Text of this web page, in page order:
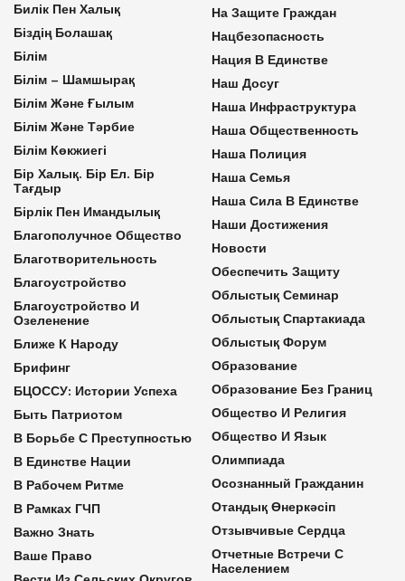
Билік Пен Халық
Біздің Болашақ
Білім
Білім – Шамшырақ
Білім Және Ғылым
Білім Және Тәрбие
Білім Көкжиегі
Бір Халық. Бір Ел. Бір
Тағдыр
Бірлік Пен Имандылық
Благополучное Общество
Благотворительность
Благоустройство
Благоустройство И
Озеленение
Ближе К Народу
Брифинг
БЦОССУ: Истории Успеха
Быть Патриотом
В Борьбе С Преступностью
В Единстве Нации
В Рабочем Ритме
В Рамках ГЧП
Важно Знать
Ваше Право
На Защите Граждан
Нацбезопасность
Нация В Единстве
Наш Досуг
Наша Инфраструктура
Наша Общественность
Наша Полиция
Наша Семья
Наша Сила В Единстве
Наши Достижения
Новости
Обеспечить Защиту
Облыстық Семинар
Облыстық Спартакиада
Облыстық Форум
Образование
Образование Без Границ
Общество И Религия
Общество И Язык
Олимпиада
Осознанный Гражданин
Отандық Өнеркәсіп
Отзывчивые Сердца
Отчетные Встречи С
Населением